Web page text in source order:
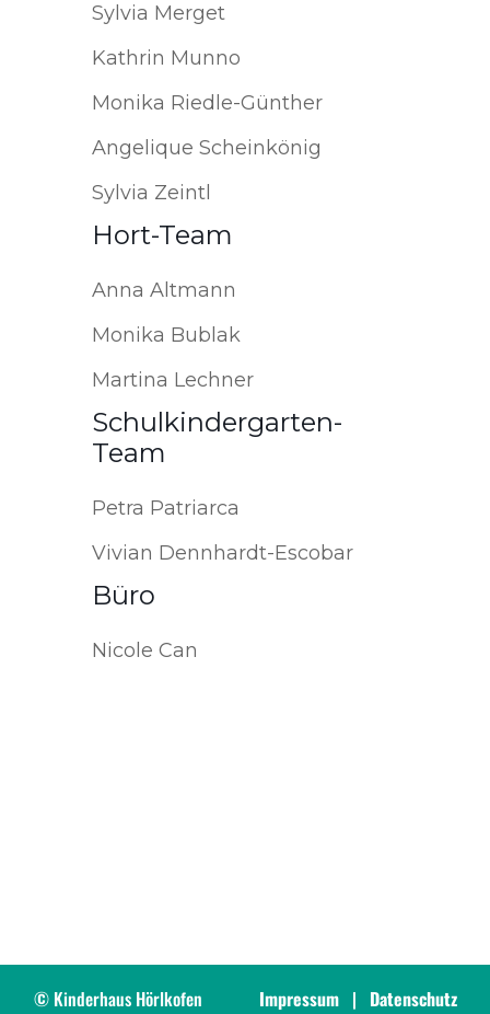
Sylvia Merget
Kathrin Munno
Monika Riedle-Günther
Angelique Scheinkönig
Sylvia Zeintl
Hort-Team
Anna Altmann
Monika Bublak
Martina Lechner
Schulkindergarten-
Team
Petra Patriarca
Vivian Dennhardt-Escobar
Büro
Nicole Can
© Kinderhaus Hörlkofen Impressum| Datenschutz